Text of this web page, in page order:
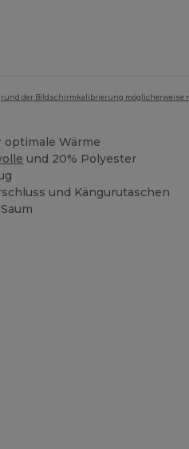
der Bildschirmkalibrierung
optimale Wärme
und 20% Polyester
und Kängurutaschen